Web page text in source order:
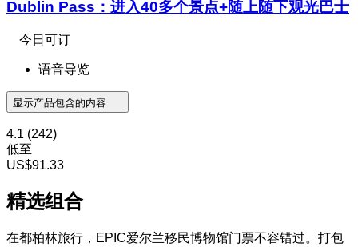
Dublin Pass：进入40多个景点+随上随下观光巴士
今日可订
语音导览
显示产品包含的内容
4.1 (242)
低至
US$91.33
精选组合
在都柏林旅行，EPIC爱尔兰移民博物馆门票不容错过。打包